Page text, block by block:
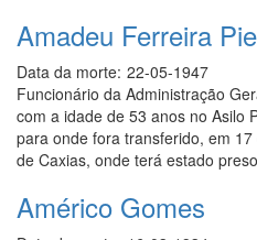
Amadeu Ferreira
Data da morte: 22-05-1947
Funcionário da Administração
com a idade de 53 anos no Asilo
para onde fora transferido, em
de Caxias, onde terá estado
Américo Gomes